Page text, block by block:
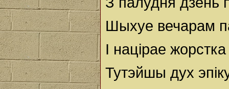
Шыхуе вечарам
I націрае
Тутэйшы дух